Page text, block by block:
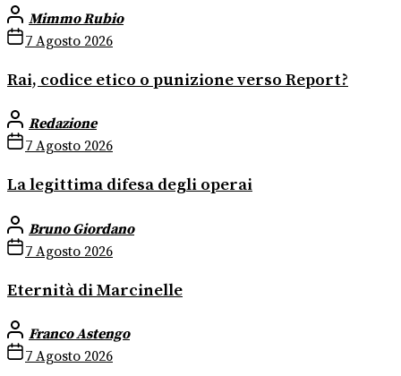
Mimmo Rubio
7 Agosto 2026
Rai, codice etico o punizione verso Report?
Redazione
7 Agosto 2026
La legittima difesa degli operai
Bruno Giordano
7 Agosto 2026
Eternità di Marcinelle
Franco Astengo
7 Agosto 2026